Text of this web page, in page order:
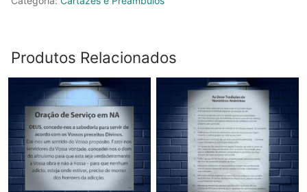
Produtos Relacionados